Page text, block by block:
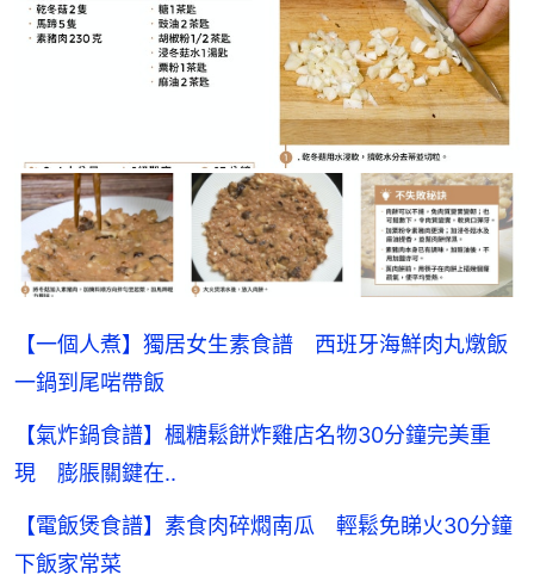
【一個人煮】獨居女生素食譜 西班牙海鮮肉丸燉飯
一鍋到尾啱帶飯
【氣炸鍋食譜】楓糖鬆餅炸雞店名物30分鐘完美重
現 膨脹關鍵在..
【電飯煲食譜】素食肉碎燜南瓜 輕鬆免睇火30分鐘
下飯家常菜